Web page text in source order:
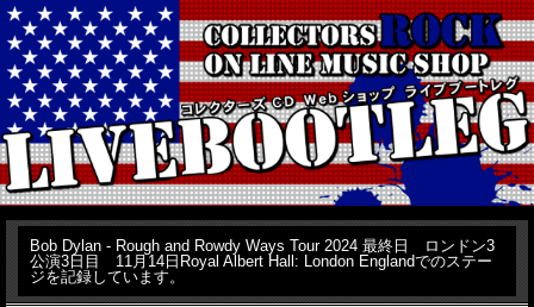
Bob Dylan - Rough and Rowdy Ways Tour 2024 最終日 ロンドン3
公演3日目 11月14日Royal Albert Hall: London Englandでのステー
ジを記録しています。